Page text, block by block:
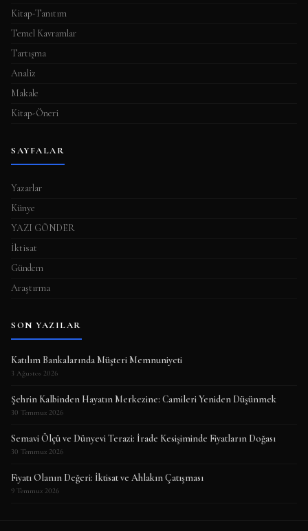
Kitap-Tanıtım
Temel Kavramlar
Tartışma
Analiz
Makale
Kitap-Öneri
SAYFALAR
Yazarlar
Künye
YAZI GÖNDER
İktisat
Gündem
Araştırma
SON YAZILAR
Katılım Bankalarında Müşteri Memnuniyeti
3 Ağustos 2026
Şehrin Kalbinden Hayatın Merkezine: Camileri Yeniden Düşünmek
30 Temmuz 2026
Semavi Ölçü ve Dünyevi Terazi: İrade Kesişiminde Fiyatların Doğası
30 Temmuz 2026
Fiyatı Olanın Değeri: İktisat ve Ahlakın Çatışması
9 Temmuz 2026